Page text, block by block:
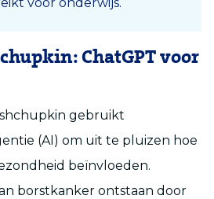
ChatGPT voor
gebruikt
(AI) om uit te pluizen hoe
beïnvloeden.
borstkanker ontstaan door